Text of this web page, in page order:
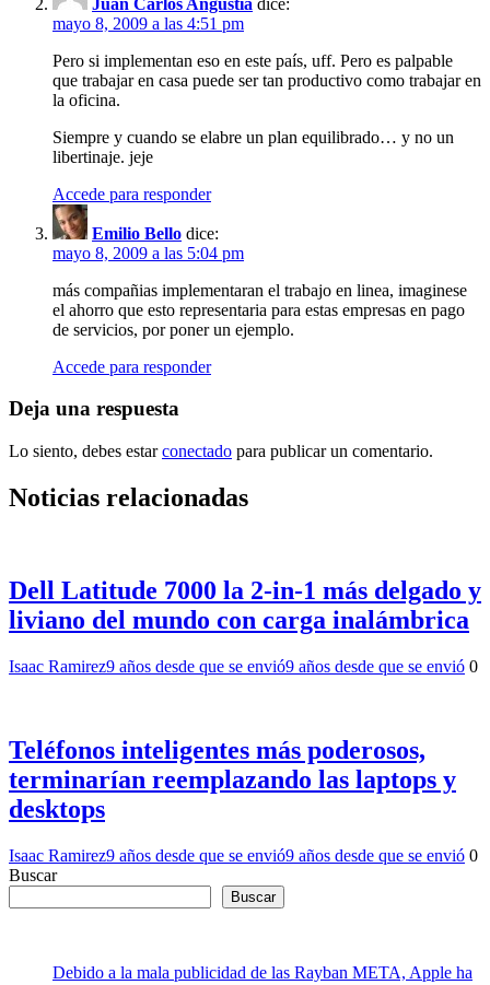
mayo 8, 2009 a las 4:51 pm
Pero si implementan eso en este país, uff. Pero es palpable
que trabajar en casa puede ser tan productivo como trabajar en
la oficina.
Siempre y cuando se elabre un plan equilibrado… y no un
libertinaje. jeje
Accede para responder
Emilio Bello dice:
mayo 8, 2009 a las 5:04 pm
más compañias implementaran el trabajo en linea, imaginese
el ahorro que esto representaria para estas empresas en pago
de servicios, por poner un ejemplo.
Accede para responder
Deja una respuesta
Lo siento, debes estarconectado para publicar un comentario.
Noticias relacionadas
Dell Latitude 7000 la 2-in-1 más delgado y
liviano del mundo con carga inalámbrica
Isaac Ramirez9 años desde que se envió9 años desde que se envió 0
Teléfonos inteligentes más poderosos,
terminarían reemplazando las laptops y
desktops
Isaac Ramirez9 años desde que se envió9 años desde que se envió 0
Buscar
Buscar
Debido a la mala publicidad de las Rayban META, Apple ha